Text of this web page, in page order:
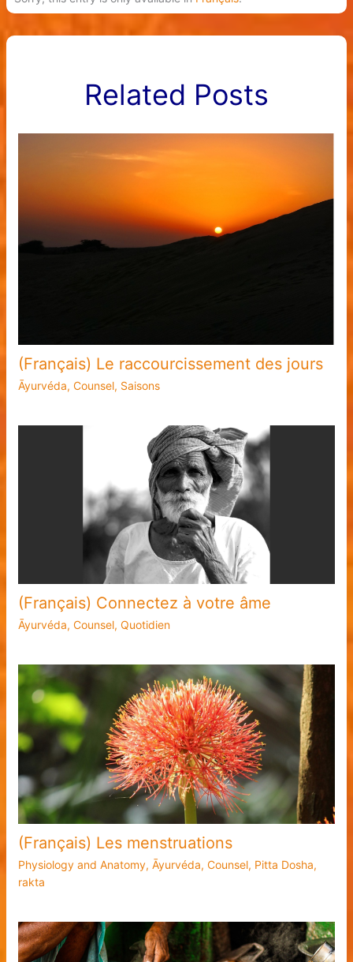
Related Posts
(Français) Le raccourcissement des jours
Āyurvéda, Counsel, Saisons
(Français) Connectez à votre âme
Āyurvéda, Counsel, Quotidien
(Français) Les menstruations
Physiology and Anatomy, Āyurvéda, Counsel, Pitta Dosha,
rakta